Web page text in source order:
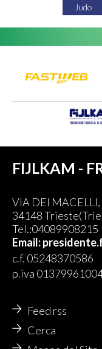
Judo
FIJLKAM -
VIA DEI
34148
Tel.:04089908215
Email:
c.f. 05248370586
p.iva
Feed rss
Cerca